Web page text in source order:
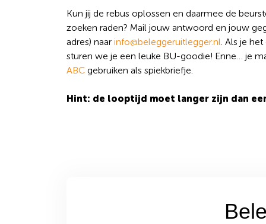
Kun jij de rebus oplossen en daarmee de
zoeken raden? Mail jouw antwoord en jouw
adres) naar info@beleggeruitlegger.nl. Als je
sturen we je een leuke BU-goodie! Enne… je
ABC gebruiken als spiekbriefje.
Hint: de looptijd moet langer zijn dan